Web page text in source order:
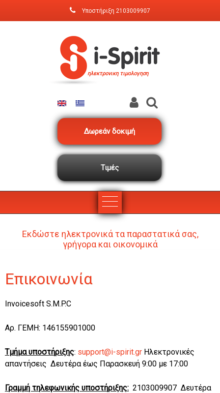
Παράκαμψη προς το κυρίως περιεχόμενο
Υποστήριξη 2103009907
ηλεκτρονικη τιμολογηση
Δωρεάν δοκιμή
Τιμές
Εκδώστε ηλεκτρονικά τα παραστατικά σας,
γρήγορα και οικονομικά
Επικοινωνία
Invoicesoft S.M.P.C
Αρ. ΓΕΜΗ: 146155901000
Τμήμα υποστήριξης: support@i-spirit.gr Ηλεκτρονικές
απαντήσεις Δευτέρα έως Παρασκευή 9:00 με 17:00
Γραμμή τηλεφωνικής υποστήριξης: 2103009907 Δευτέρα